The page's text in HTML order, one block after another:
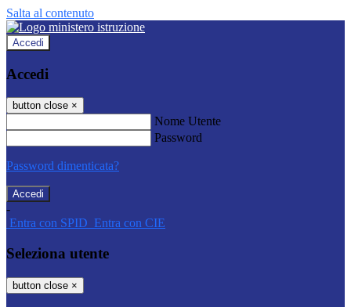
Salta al contenuto
Accedi
Accedi
button close ×
Nome Utente
Password
Password dimenticata?
-
Entra con SPID Entra con CIE
Seleziona utente
button close ×